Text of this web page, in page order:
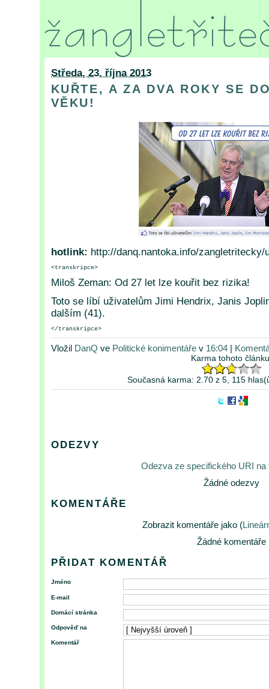
Středa, 23. října 2013
KUŘTE, A ZA DVA ROKY SE
VĚKU!
hotlink: http://danq.nantoka.info/zangletritecky/
<transkripce>
Miloš Zeman: Od 27 let lze kouřit bez rizika!
Toto se líbí uživatelům Jimi Hendrix, Janis
dalším (41).
</transkripce>
Vložil DanQ ve Politické konimentářev 16:04|
Karma tohoto
Současná karma: 2.70 z 5, 115
ODEZVY
Odezva ze specifického URI na
Žádné odezvy
KOMENTÁŘE
Zobrazit komentáře jako (
Žádné komentáře
PŘIDAT KOMENTÁŘ
Jméno
E-mail
Domácí stránka
Odpověď na
Komentář